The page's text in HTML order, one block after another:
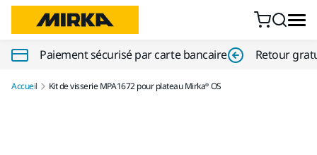
Paiement sécurisé par carte bancaire Retour
Accueil Kit de visserie MPA1672 pour plateau Mirka® OS